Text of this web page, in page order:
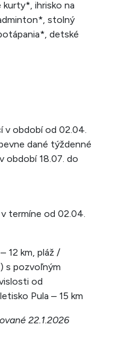
ihrisko na
stolný
detské
v období od 02.04.
dané týždenné
období 18.07. do
termíne od 02.04.
12 km, pláž /
s pozvoľným
od
Pula – 15 km
22.1.2026